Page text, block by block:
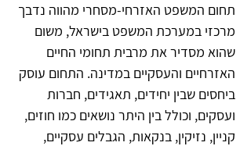
תחום המשפט האזרחי-מסחרי מהווה נדבך
מרכזי במערכת המשפט בישראל, משום
שהוא מסדיר את מרבית תחומי החיים
האזרחיים והעסקיים במדינה. התחום עוסק
ביחסים שבין יחידים, תאגידים, חברות
ועסקים, וכולל בין היתר נושאים כמו חוזים,
קניין, נזיקין, בנקאות, הגבלים עסקיים,